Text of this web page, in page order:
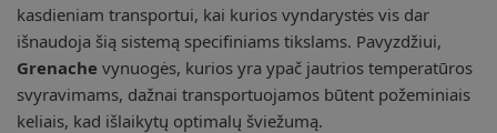
kasdieniam transportui, kai kurios vyndarystės vis dar
išnaudoja šią sistemą specifiniams tikslams. Pavyzdžiui,
Grenache vynuogės, kurios yra ypač jautrios temperatūros
svyravimams, dažnai transportuojamos būtent požeminiais
keliais, kad išlaikytų optimalų šviežumą.